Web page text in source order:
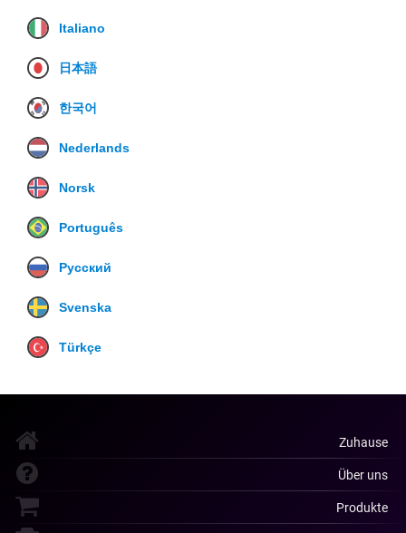
Italiano
日本語
한국어
Nederlands
Norsk
Português
Русский
Svenska
Türkçe
Zuhause
Über uns
Produkte